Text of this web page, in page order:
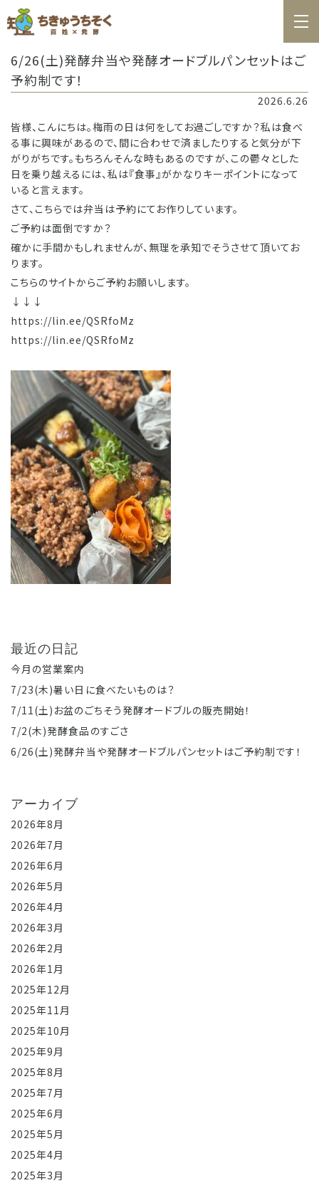
百姓日記
レシピ
お知らせ
お問合せ
6/26(土)発酵弁当や発酵オードブルパンセットはご
予約制です！
2026.6.26
皆様、こんにちは。梅雨の日は何をしてお過ごしですか？私は食べ
る事に興味があるので、間に合わせで済ましたりすると気分が下
がりがちです。もちろんそんな時もあるのですが、この鬱々とした
日を乗り越えるには、私は『食事』がかなりキーポイントになって
いると言えます。
さて、こちらでは弁当は予約にてお作りしています。
ご予約は面倒ですか？
確かに手間かもしれませんが、無理を承知でそうさせて頂いてお
ります。
こちらのサイトからご予約お願いします。
↓↓↓
https://lin.ee/QSRfoMz
https://lin.ee/QSRfoMz
最近の日記
今月の営業案内
7/23(木)暑い日に食べたいものは？
7/11(土)お盆のごちそう発酵オードブルの販売開始！
7/2(木)発酵食品のすごさ
6/26(土)発酵弁当や発酵オードブルパンセットはご予約制です！
アーカイブ
2026年8月
2026年7月
2026年6月
2026年5月
2026年4月
2026年3月
2026年2月
2026年1月
2025年12月
2025年11月
2025年10月
2025年9月
2025年8月
2025年7月
2025年6月
2025年5月
2025年4月
2025年3月